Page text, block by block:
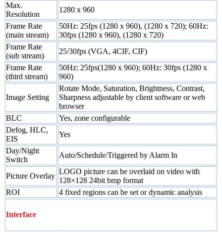
Max.
Resolution
1280 x 960
Frame Rate
(main stream)
50Hz: 25fps (1280 x 960), (1280 x 720); 60Hz:
30fps (1280 x 960), (1280 x 720)
Frame Rate
(sub stream)
25/30fps (VGA, 4CIF, CIF)
Frame Rate
(third stream)
50Hz: 25fps(1280 x 960); 60Hz: 30fps (1280 x
960)
Image Setting
Rotate Mode, Saturation, Brightness, Contrast,
Sharpness adjustable by client software or web
browser
BLC
Yes, zone configurable
Defog, HLC,
EIS
Yes
Day/Night
Switch
Auto/Schedule/Triggered by Alarm In
Picture Overlay
LOGO picture can be overlaid on video with
128×128 24bit bmp format
ROI
4 fixed regions can be set or dynamic analysis
Interface